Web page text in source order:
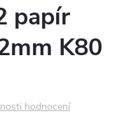
papír
K80
hodnocení